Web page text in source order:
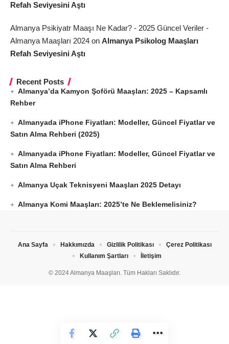
Refah Seviyesini Aştı
Almanya Psikiyatr Maaşı Ne Kadar? - 2025 Güncel Veriler -
Almanya Maaşları 2024 on Almanya Psikolog Maaşları
Refah Seviyesini Aştı
Recent Posts
Almanya’da Kamyon Şoförü Maaşları: 2025 – Kapsamlı
Rehber
Almanyada iPhone Fiyatları: Modeller, Güncel Fiyatlar ve
Satın Alma Rehberi (2025)
Almanyada iPhone Fiyatları: Modeller, Güncel Fiyatlar ve
Satın Alma Rehberi
Almanya Uçak Teknisyeni Maaşları 2025 Detayı
Almanya Komi Maaşları: 2025’te Ne Beklemelisiniz?
© 2024 Almanya Maaşları. Tüm Hakları Saklıdır.
Ana Sayfa Hakkımızda Gizlilik Politikası
Çerez Politikası
Kullanım Şartları
İletişim